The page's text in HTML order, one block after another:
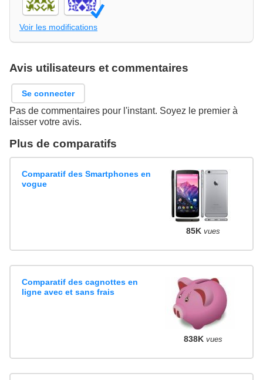
Voir les modifications
Avis utilisateurs et commentaires
Se connecter
Pas de commentaires pour l'instant. Soyez le premier à
laisser votre avis.
Plus de comparatifs
Comparatif des Smartphones en
vogue
85K vues
Comparatif des cagnottes en
ligne avec et sans frais
838K vues